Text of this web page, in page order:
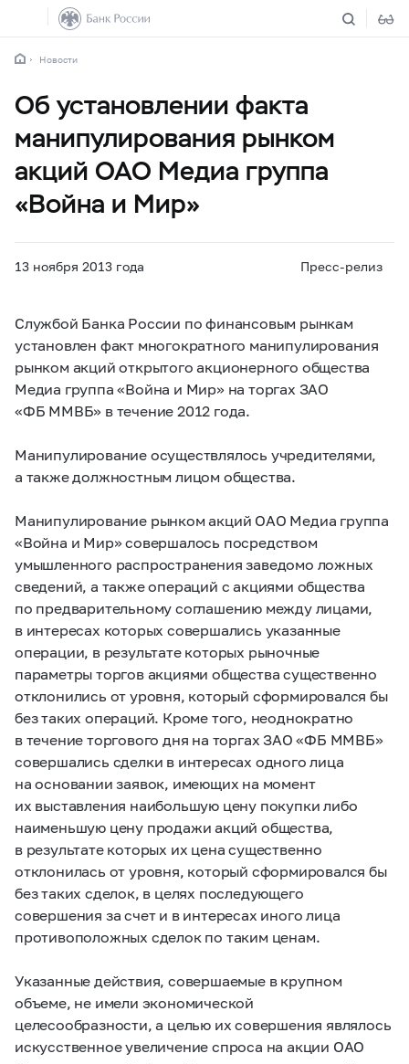
Новости
Об установлении факта
манипулирования рынком
акций ОАО Медиа группа
«Война и Мир»
13 ноября 2013 года Пресс-релиз
Службой Банка России по финансовым рынкам
установлен факт многократного манипулирования
рынком акций открытого акционерного общества
Медиа группа «Война и Мир» на торгах ЗАО
«ФБ ММВБ» в течение 2012 года.
Манипулирование осуществлялось учредителями,
а также должностным лицом общества.
Манипулирование рынком акций ОАО Медиа группа
«Война и Мир» совершалось посредством
умышленного распространения заведомо ложных
сведений, а также операций с акциями общества
по предварительному соглашению между лицами,
в интересах которых совершались указанные
операции, в результате которых рыночные
параметры торгов акциями общества существенно
отклонились от уровня, который сформировался бы
без таких операций. Кроме того, неоднократно
в течение торгового дня на торгах ЗАО «ФБ ММВБ»
совершались сделки в интересах одного лица
на основании заявок, имеющих на момент
их выставления наибольшую цену покупки либо
наименьшую цену продажи акций общества,
в результате которых их цена существенно
отклонилась от уровня, который сформировался бы
без таких сделок, в целях последующего
совершения за счет и в интересах иного лица
противоположных сделок по таким ценам.
Указанные действия, совершаемые в крупном
объеме, не имели экономической
целесообразности, а целью их совершения являлось
искусственное увеличение спроса на акции ОАО